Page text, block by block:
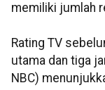
memiliki jumlah
Rating TV
utama dan tiga
NBC)